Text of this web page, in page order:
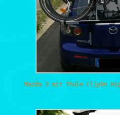
Mazda 3 mit Thule ClipOn